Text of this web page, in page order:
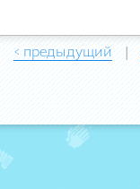
< предыдущий |